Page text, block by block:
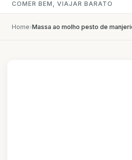
COMER BEM, VIAJAR BARATO
Home›Massa ao molho pesto de